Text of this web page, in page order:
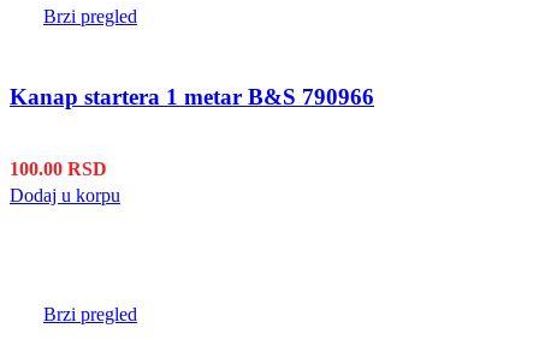
Brzi pregled
Kanap startera 1 metar B&S 790966
100.00 RSD
Dodaj u korpu
Brzi pregled